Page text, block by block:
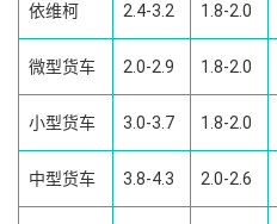
依维柯 2.4-3.2 1.8-2.0
微型货车 2.0-2.9 1.8-2.0
小型货车 3.0-3.7 1.8-2.0
中型货车 3.8-4.3 2.0-2.6